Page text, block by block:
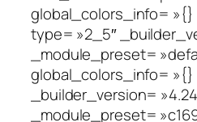
global_colors_info=
type= »2_5″
_module_preset=
global_colors_info=
_builder_version=
_module_preset=